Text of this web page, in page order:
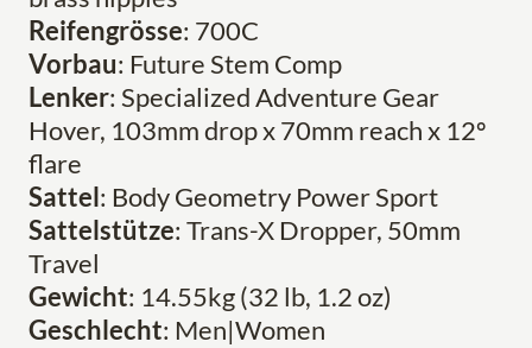
Reifengrösse: 700C
Vorbau: Future Stem Comp
Lenker: Specialized Adventure Gear
Hover, 103mm drop x 70mm reach x 12º
flare
Sattel: Body Geometry Power Sport
Sattelstütze: Trans-X Dropper, 50mm
Travel
Gewicht: 14.55kg (32 lb, 1.2 oz)
Geschlecht: Men|Women